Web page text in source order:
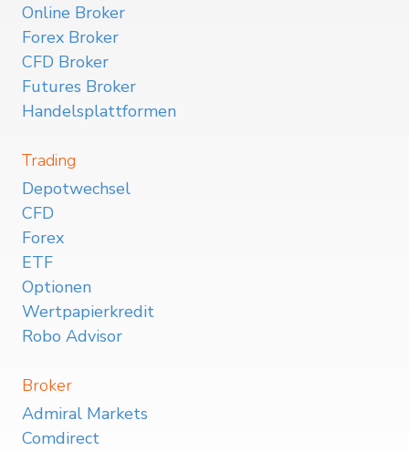
Online Broker
Forex Broker
CFD Broker
Futures Broker
Handelsplattformen
Trading
Depotwechsel
CFD
Forex
ETF
Optionen
Wertpapierkredit
Robo Advisor
Broker
Admiral Markets
Comdirect